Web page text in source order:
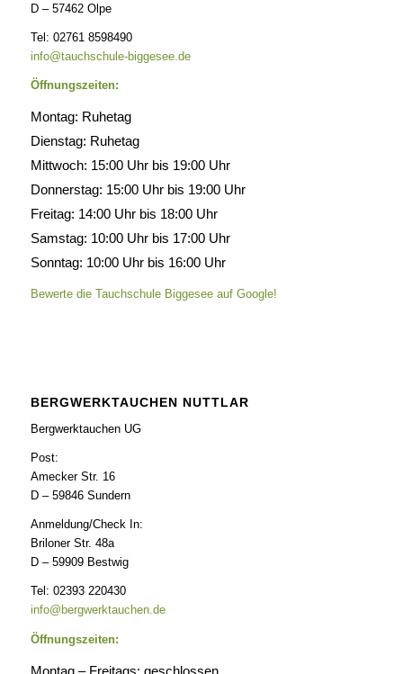
D – 57462 Olpe
Tel: 02761 8598490
info@tauchschule-biggesee.de
Öffnungszeiten:
Montag: Ruhetag
Dienstag: Ruhetag
Mittwoch: 15:00 Uhr bis 19:00 Uhr
Donnerstag: 15:00 Uhr bis 19:00 Uhr
Freitag: 14:00 Uhr bis 18:00 Uhr
Samstag: 10:00 Uhr bis 17:00 Uhr
Sonntag: 10:00 Uhr bis 16:00 Uhr
Bewerte die Tauchschule Biggesee auf Google!
BERGWERKTAUCHEN NUTTLAR
Bergwerktauchen UG
Post:
Amecker Str. 16
D – 59846 Sundern
Anmeldung/Check In:
Briloner Str. 48a
D – 59909 Bestwig
Tel: 02393 220430
info@bergwerktauchen.de
Öffnungszeiten:
Montag – Freitags: geschlossen